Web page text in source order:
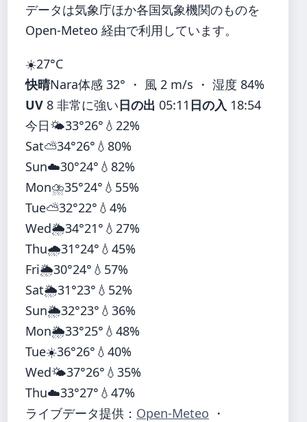
データは気象庁ほか各国気象機関のものを
Open-Meteo 経由で利用しています。
☀️27°C
快晴Nara体感 32° ・ 風 2 m/s ・ 湿度 84%
UV 8 非常に強い日の出 05:11 日の入 18:54
今日🌤️33°26° 💧22%
Sat⛅34°26° 💧80%
Sun☁️30°24° 💧82%
Mon⛈️35°24° 💧55%
Tue⛅32°22° 💧4%
Wed🌦️34°21° 💧27%
Thu🌧️31°24° 💧45%
Fri🌦️30°24° 💧57%
Sat🌦️31°23° 💧52%
Sun🌦️32°23° 💧36%
Mon🌦️33°25° 💧48%
Tue☀️36°26° 💧40%
Wed🌤️37°26° 💧35%
Thu☁️33°27° 💧47%
ライブデータ提供： Open-Meteo ・